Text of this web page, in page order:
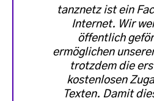
tanznetz ist ein
Internet. Wir
öffentlich
ermöglichen
trotzdem die
kostenlosen
Texten. Damit